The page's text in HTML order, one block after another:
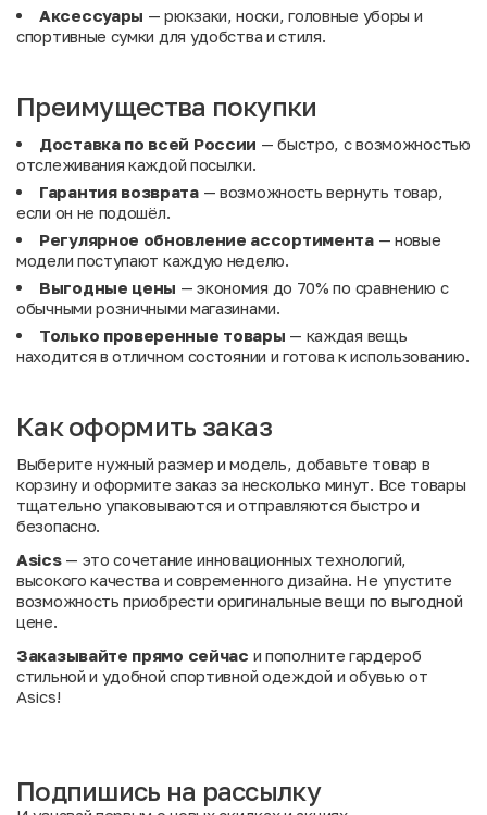
Аксессуары — рюкзаки, носки, головные уборы и
спортивные сумки для удобства и стиля.
Преимущества покупки
Доставка по всей России — быстро, с возможностью
отслеживания каждой посылки.
Гарантия возврата— возможность вернуть товар,
если он не подошёл.
Регулярное обновление ассортимента— новые
модели поступают каждую неделю.
Выгодные цены — экономия до 70% по сравнению с
обычными розничными магазинами.
Только проверенные товары — каждая вещь
находится в отличном состоянии и готова к использованию.
Как оформить заказ
Выберите нужный размер и модель, добавьте товар в
корзину и оформите заказ за несколько минут. Все товары
тщательно упаковываются и отправляются быстро и
безопасно.
Asics— это сочетание инновационных технологий,
высокого качества и современного дизайна. Не упустите
возможность приобрести оригинальные вещи по выгодной
цене.
Заказывайте прямо сейчас и пополните гардероб
стильной и удобной спортивной одеждой и обувью от
Asics!
Подпишись на рассылку